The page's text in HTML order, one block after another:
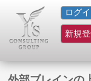
ログ
新規
HOME
サービス紹介
コラム